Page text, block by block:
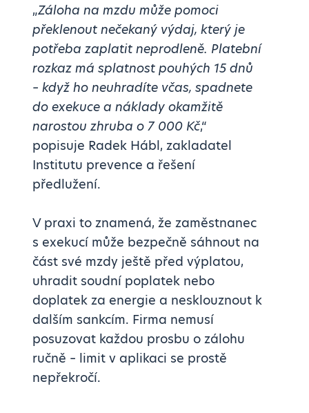
„Záloha na mzdu může pomoci
překlenout nečekaný výdaj, který je
potřeba zaplatit neprodleně. Platební
rozkaz má splatnost pouhých 15 dnů
– když ho neuhradíte včas, spadnete
do exekuce a náklady okamžitě
narostou zhruba o 7 000 Kč,“
popisuje Radek Hábl, zakladatel
Institutu prevence a řešení
předlužení.
V praxi to znamená, že zaměstnanec
s exekucí může bezpečně sáhnout na
část své mzdy ještě před výplatou,
uhradit soudní poplatek nebo
doplatek za energie a nesklouznout k
dalším sankcím. Firma nemusí
posuzovat každou prosbu o zálohu
ručně – limit v aplikaci se prostě
nepřekročí.